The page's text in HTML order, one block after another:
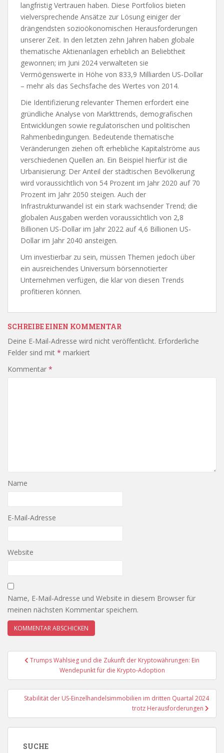
langfristig Vertrauen haben. Diese Portfolios bieten
vielversprechende Ansätze zur Lösung einiger der
drängendsten sozioökonomischen Herausforderungen
unserer Zeit. In den letzten zehn Jahren haben globale
thematische Aktienanlagen erheblich an Beliebtheit
gewonnen; im Juni 2024 verwalteten sie
Vermögenswerte in Höhe von 833,9 Milliarden US-Dollar
– mehr als das Sechsfache des Wertes von 2014.
Die Identifizierung relevanter Themen erfordert eine
gründliche Analyse von Markttrends, demografischen
Entwicklungen sowie regulatorischen und politischen
Rahmenbedingungen. Bedeutende thematische
Veränderungen ziehen oft erhebliche Kapitalströme aus
verschiedenen Quellen an. Ein Beispiel hierfür ist die
Urbanisierung: Der Anteil der städtischen Bevölkerung
wird voraussichtlich von 54 Prozent im Jahr 2020 auf 70
Prozent im Jahr 2050 steigen. Auch der
Infrastrukturwandel ist ein stark wachsender Trend; die
globalen Ausgaben werden voraussichtlich von 2,8
Billionen US-Dollar im Jahr 2022 auf 4,6 Billionen US-
Dollar im Jahr 2040 ansteigen.
Um investierbar zu sein, müssen Themen jedoch über
ein ausreichendes Universum börsennotierter
Unternehmen verfügen, die klar von diesen Trends
profitieren können.
SCHREIBE EINEN KOMMENTAR
Deine E-Mail-Adresse wird nicht veröffentlicht. Erforderliche
Felder sind mit * markiert
Kommentar *
Name
E-Mail-Adresse
Website
Name, E-Mail-Adresse und Website in diesem Browser für
meinen nächsten Kommentar speichern.
Beitragsnavigation
Trumps Wahlsieg und die Zukunft der Kryptowährungen: Ein
Wendepunkt für die Krypto-Adoption
Stabilität der US-Einzelhandelsimmobilien im dritten Quartal 2024
trotz Herausforderungen
SUCHE